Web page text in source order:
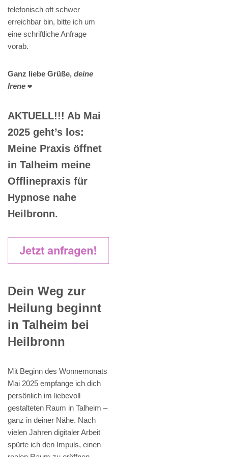
telefonisch oft schwer
erreichbar bin, bitte ich um
eine schriftliche Anfrage
vorab.
Ganz liebe Grüße, deine
Irene ❤️
AKTUELL!!! Ab Mai
2025 geht’s los:
Meine Praxis öffnet
in Talheim meine
Offlinepraxis für
Hypnose nahe
Heilbronn.
Dein Weg zur
Heilung beginnt
in Talheim bei
Heilbronn
Mit Beginn des Wonnemonats
Mai 2025 empfange ich dich
persönlich im liebevoll
gestalteten Raum in Talheim –
ganz in deiner Nähe. Nach
vielen Jahren digitaler Arbeit
spürte ich den Impuls, einen